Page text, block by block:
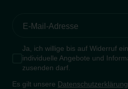
Ja, ich willige bis auf Widerruf
individuelle Angebote und
zusenden darf.
Es gilt unsere Datenschutzerklärung